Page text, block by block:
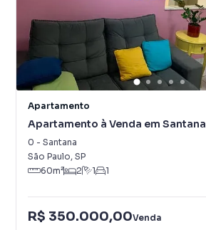
Apartamento
Apartamento à Venda em Santana
0 - Santana
São Paulo, SP
60m² 2 1 1
R$ 350.000,00Venda